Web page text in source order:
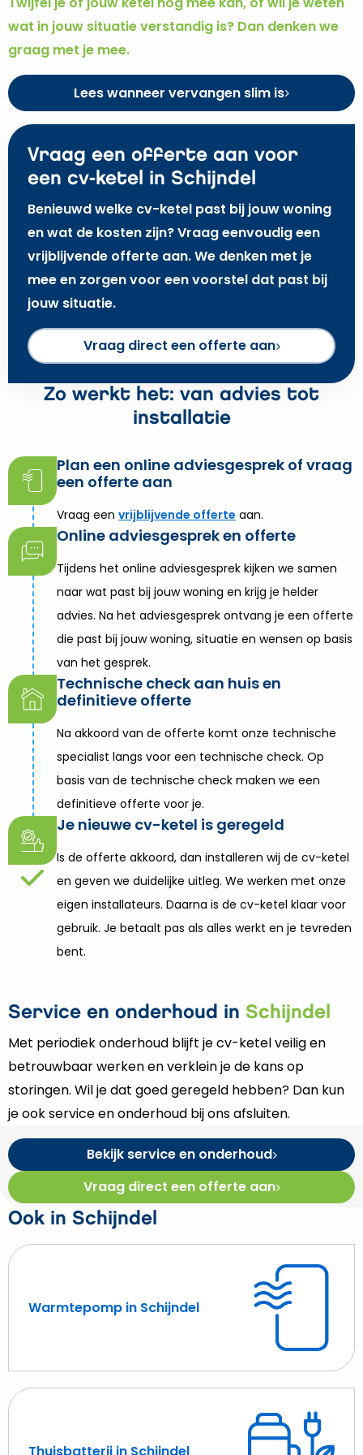
wat in jouw situatie verstandig is? Dan denken we
graag met je mee.
Lees wanneer vervangen slim is
Vraag een offerte aan voor
een cv-ketel in Schijndel
Benieuwd welke cv-ketel past bij jouw woning
en wat de kosten zijn? Vraag eenvoudig een
vrijblijvende offerte aan. We denken met je
mee en zorgen voor een voorstel dat past bij
jouw situatie.
Vraag direct een offerte aan
Zo werkt het: van advies tot
installatie
Plan een online adviesgesprek of vraag
een offerte aan
Vraag een vrijblijvende offerte aan.
Online adviesgesprek en offerte
Tijdens het online adviesgesprek kijken we samen
naar wat past bij jouw woning en krijg je helder
advies. Na het adviesgesprek ontvang je een offerte
die past bij jouw woning, situatie en wensen op basis
van het gesprek.
Technische check aan huis en
definitieve offerte
Na akkoord van de offerte komt onze technische
specialist langs voor een technische check. Op
basis van de technische check maken we een
definitieve offerte voor je.
Je nieuwe cv-ketel is geregeld
Is de offerte akkoord, dan installeren wij de cv-ketel
en geven we duidelijke uitleg. We werken met onze
eigen installateurs. Daarna is de cv-ketel klaar voor
gebruik. Je betaalt pas als alles werkt en je tevreden
bent.
Service en onderhoud in Schijndel
Met periodiek onderhoud blijft je cv-ketel veilig en
betrouwbaar werken en verklein je de kans op
storingen. Wil je dat goed geregeld hebben? Dan kun
je ook service en onderhoud bij ons afsluiten.
Bekijk service en onderhoud
Vraag direct een offerte aan
Ook in Schijndel
Warmtepomp in Schijndel
Lees
Warmtepomp
in